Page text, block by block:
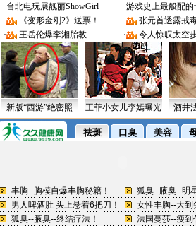
·台北电玩展靓丽ShowGirl ·游戏史上最般配的
·
《变形金刚2》送票！ ·
张元首透露戒
·
王岳伦爆李湘胎教 · 令人惊叹太空
新版“西游”绝密照 王菲小女儿李嫣曝光 酒井